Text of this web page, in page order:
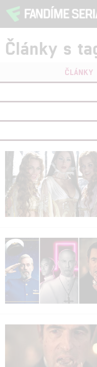
Články s
ČLÁNKY